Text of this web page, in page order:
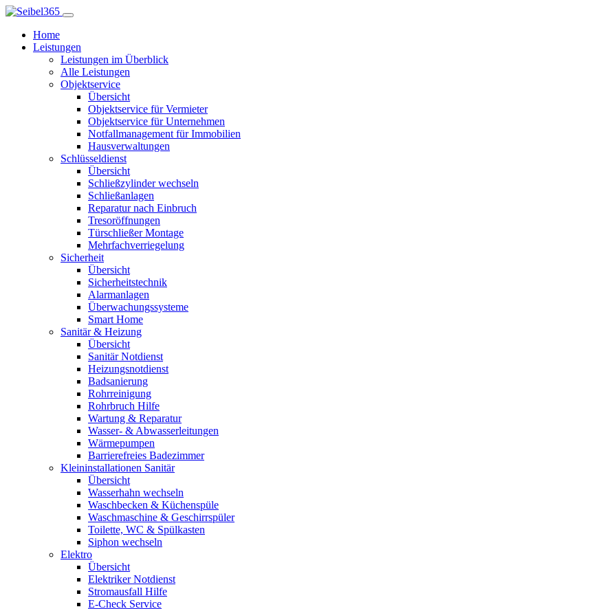
Home
Leistungen
Leistungen im Überblick
Alle Leistungen
Objektservice
Übersicht
Objektservice für Vermieter
Objektservice für Unternehmen
Notfallmanagement für Immobilien
Hausverwaltungen
Schlüsseldienst
Übersicht
Schließzylinder wechseln
Schließanlagen
Reparatur nach Einbruch
Tresoröffnungen
Türschließer Montage
Mehrfachverriegelung
Sicherheit
Übersicht
Sicherheitstechnik
Alarmanlagen
Überwachungssysteme
Smart Home
Sanitär & Heizung
Übersicht
Sanitär Notdienst
Heizungsnotdienst
Badsanierung
Rohrreinigung
Rohrbruch Hilfe
Wartung & Reparatur
Wasser- & Abwasserleitungen
Wärmepumpen
Barrierefreies Badezimmer
Kleininstallationen Sanitär
Übersicht
Wasserhahn wechseln
Waschbecken & Küchenspüle
Waschmaschine & Geschirrspüler
Toilette, WC & Spülkasten
Siphon wechseln
Elektro
Übersicht
Elektriker Notdienst
Stromausfall Hilfe
E-Check Service